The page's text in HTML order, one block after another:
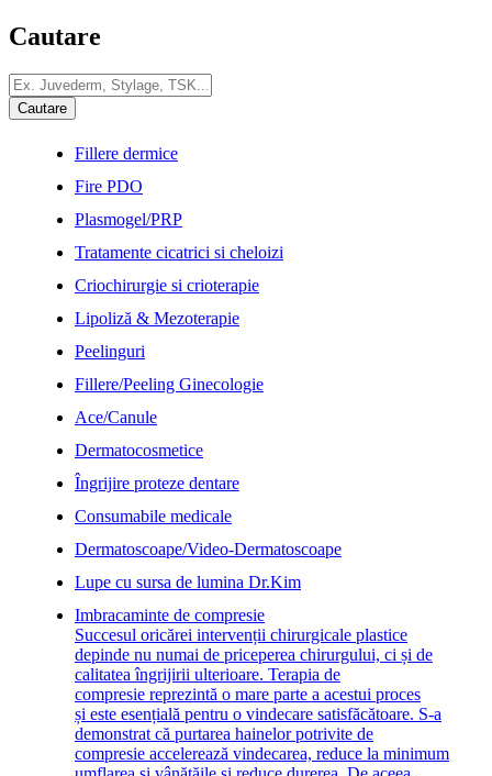
Cautare
Fillere dermice
Fire PDO
Plasmogel/PRP
Tratamente cicatrici si cheloizi
Criochirurgie si crioterapie
Lipoliză & Mezoterapie
Peelinguri
Fillere/Peeling Ginecologie
Ace/Canule
Dermatocosmetice
Îngrijire proteze dentare
Consumabile medicale
Dermatoscoape/Video-Dermatoscoape
Lupe cu sursa de lumina Dr.Kim
Imbracaminte de compresie
Succesul oricărei intervenții chirurgicale plastice
depinde nu numai de priceperea chirurgului, ci și de
calitatea îngrijirii ulterioare. Terapia de
compresie reprezintă o mare parte a acestui proces
și este esențială pentru o vindecare satisfăcătoare. S-a
demonstrat că purtarea hainelor potrivite de
compresie accelerează vindecarea, reduce la minimum